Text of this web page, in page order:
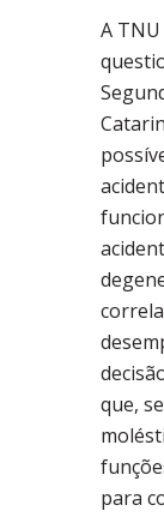
A
que,
para